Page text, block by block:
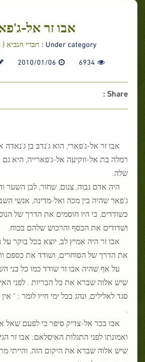
אבו זר אל-
Under category : חברי הנביא
6934
2010/01/06
Share :
אבו זר אל-ג'פארי, הוא ג'נדבּ בן
רמלה בת אל-ווקיעה אל-ג'פארייה, היא
שלה.
היה אדם גבוה, צנום, שחור, לבן השער
ג'פאר שהיה בין מכה ואל-מדינה, אנשי
כשודדים, כי היו חוסמים את הדרך של
ושדודים את הכסף והרכוש שלהם בכוח.
אבו זר היה אמיץ לב, יוצא בכל בוקר
את הדרך של הסוחרים, ושודד את כספם
על אף שהיה אבו זר שודד כמו כל בני
שיש אלוה שברא את כל הבריות . לפני
סגד לאלילים, ונהג בכל ימי חייו לומר : "
.
אבו בכר אל-צדיק סיפר כי לפעם שאל
ואמונתו לפני התגלות האיסלאם: אבו זר
שיש אלוה שברא את היקום הזה, והייתי